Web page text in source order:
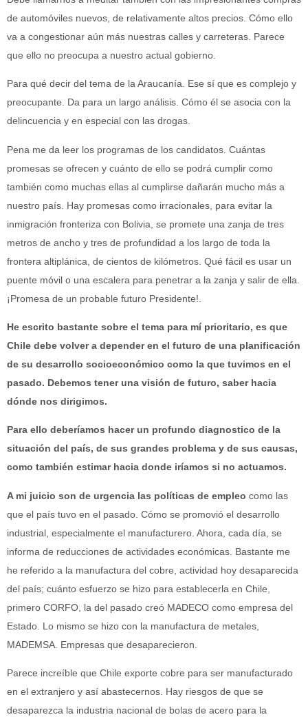
de automóviles nuevos, de relativamente altos precios. Cómo ello
va a congestionar aún más nuestras calles y carreteras. Parece
que ello no preocupa a nuestro actual gobierno.
Para qué decir del tema de la Araucanía. Ese sí que es complejo y
preocupante. Da para un largo análisis. Cómo él se asocia con la
delincuencia y en especial con las drogas.
Pena me da leer los programas de los candidatos. Cuántas
promesas se ofrecen y cuánto de ello se podrá cumplir como
también como muchas ellas al cumplirse dañarán mucho más a
nuestro país. Hay promesas como irracionales, para evitar la
inmigración fronteriza con Bolivia, se promete una zanja de tres
metros de ancho y tres de profundidad a los largo de toda la
frontera altiplánica, de cientos de kilómetros. Qué fácil es usar un
puente móvil o una escalera para penetrar a la zanja y salir de ella.
¡Promesa de un probable futuro Presidente!.
He escrito bastante sobre el tema para mí prioritario, es que
Chile debe volver a depender en el futuro de una planificación
de su desarrollo socioeconómico como la que tuvimos en el
pasado. Debemos tener una visión de futuro, saber hacia
dónde nos dirigimos.
Para ello deberíamos hacer un profundo diagnostico de la
situación del país, de sus grandes problema y de sus causas,
como también estimar hacia donde iríamos si no actuamos.
A mi juicio son de urgencia las políticas de empleo como las
que el país tuvo en el pasado. Cómo se promovió el desarrollo
industrial, especialmente el manufacturero. Ahora, cada día, se
informa de reducciones de actividades económicas. Bastante me
he referido a la manufactura del cobre, actividad hoy desaparecida
del país; cuánto esfuerzo se hizo para establecerla en Chile,
primero CORFO, la del pasado creó MADECO como empresa del
Estado. Lo mismo se hizo con la manufactura de metales,
MADEMSA. Empresas que desaparecieron.
Parece increíble que Chile exporte cobre para ser manufacturado
en el extranjero y así abastecernos. Hay riesgos de que se
desaparezca la industria nacional de bolas de acero para la